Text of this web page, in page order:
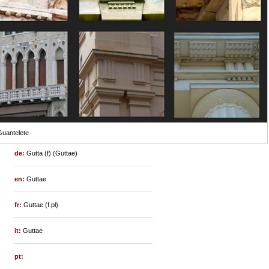
de:Gutta (f) (Guttae)
en:Guttae
fr:Guttae (f.pl)
it:Guttae
pt: